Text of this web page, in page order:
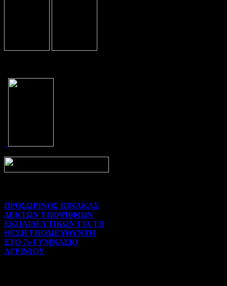
ΠΡΟΣΩΡΙΝΟΣ ΠΙΝΑΚΑΣ
ΔΕΚΤΩΝ ΥΠΟΨΗΦΙΩΝ
ΕΚΠΑΙΔΕΥΤΙΚΩΝ ΓΙΑ ΤΗ
ΘΕΣΗ ΥΠΟΔΙΕΥΘΥΝΤΗ
ΣΤΟ 7ο ΓΥΜΝΑΣΙΟ
ΑΓΡΙΝΙΟΥ